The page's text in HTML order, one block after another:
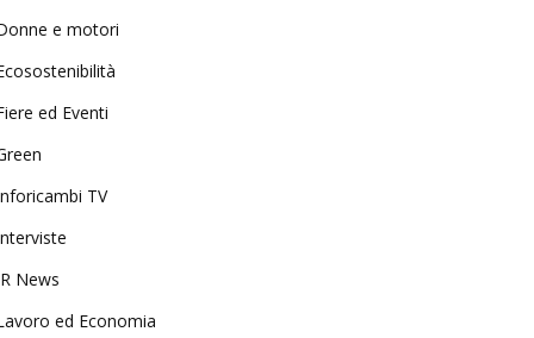
e motori
ed Eventi
TV
News
ed Economia